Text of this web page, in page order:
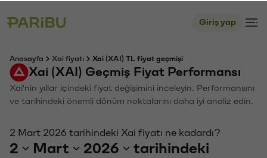
Giriş yap
Anasayfa Xai fiyatı Xai (XAI) TL fiyat geçmişi
Xai (XAI) Geçmiş Fiyat Performansı
Xai'nin yıllar içindeki fiyat değişimini inceleyin. Performansını
ve tarihindeki önemli dönüm noktalarını daha iyi analiz edin.
2 Mart 2026 tarihindeki Xai fiyatı ne kadardı?
2 Mart 2026
tarihindeki